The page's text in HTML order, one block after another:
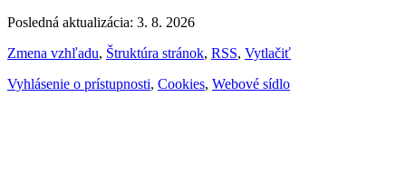
Posledná aktualizácia: 3. 8. 2026
Zmena vzhľadu, Štruktúra stránok, RSS, Vytlačiť
Vyhlásenie o prístupnosti, Cookies, Webové sídlo